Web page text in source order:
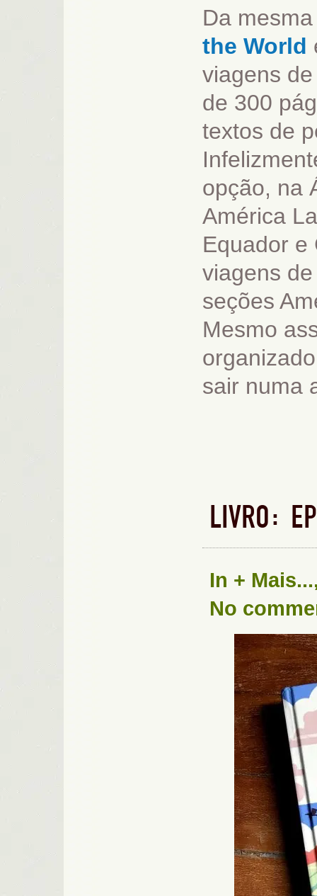
Da
the World
viagens
de 300
textos de
opção, na
América
Equador e
viagens
seções
Mesmo
sair numa
LIVRO:
In + Mais...
No